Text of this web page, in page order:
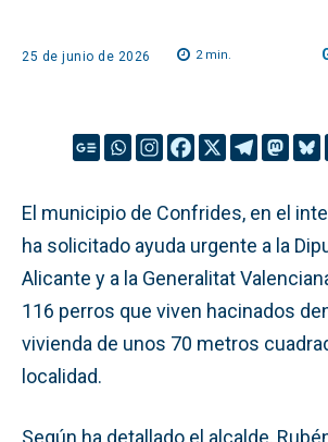
25 de junio de 2026 2min.
El municipio de Confrides, en el
ha solicitado ayuda urgente a la
Alicante y a la Generalitat
116 perros que viven hacinados
vivienda de unos 70 metros
localidad.
Según ha detallado el alcalde,